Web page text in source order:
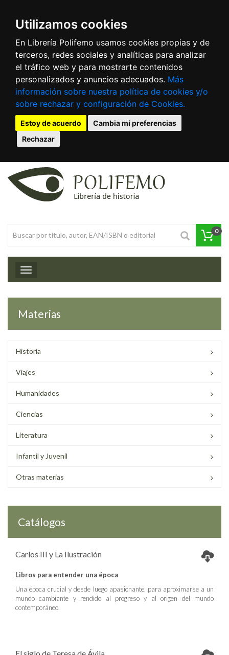
Utilizamos cookies
En Librería Polifemo usamos cookies propias y de
terceros, redes sociales y analíticas para analizar
el tráfico web y para mostrarte contenidos
personalizados y anuncios adecuados. Más
información sobre nuestra política de cookies y/o
sobre rechazar y configuración de Cookies.
Estoy de acuerdo
Cambia mi preferencias
Rechazar
0
Toggle navigation
Materias
Historia
Viajes
Humanidades
Ciencias
Literatura
Infantil y Juvenil
Otras materias
Catálogos
Carlos III y La Ilustración
Libros para entender una época
Una época crucial y desde luego apasionante, para aproximarse a un
mundo cambiante y rendido al progreso y al origen del mundo
contemporáneo.